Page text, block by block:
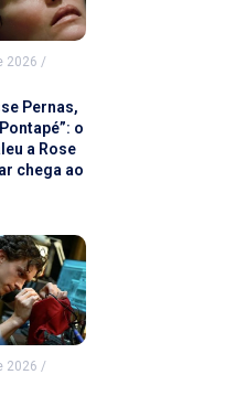
2026 /
Pernas,
o
a Rose
chega ao
2026 /